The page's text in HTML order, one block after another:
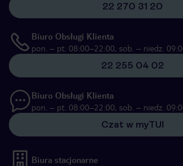
22 270 31 20
Biuro Obsługi Klienta
pon. – pt. 08:00–22:00, sob. – niedz.
22 255 04 02
Biuro Obsługi Klienta
pon. – pt. 08:00–22:00, sob. – niedz.
Czat w myTUI
Biura stacjonarne